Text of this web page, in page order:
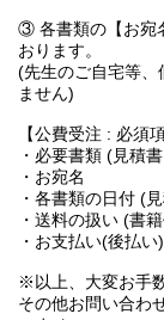
③ 各書類の【お宛
おります。
(先生のご自宅等、
ません)
【公費受注 : 必須項
・必要書類 (見積
・お宛名
・各書類の日付 (
・送料の扱い (書
・お支払い(後払い
※以上、大変お手
その他お問い合わ